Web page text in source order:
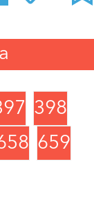
398
659